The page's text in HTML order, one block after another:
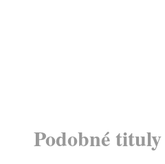
Podobné tituly